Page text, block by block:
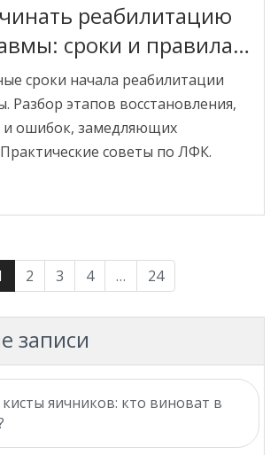
реабилитацию
сроки и правила
сроки начала реабилитации
Разбор этапов восстановления,
и ошибок, замедляющих
советы по ЛФК.
2 3 4 … 24
записи
яичников: кто виноват в